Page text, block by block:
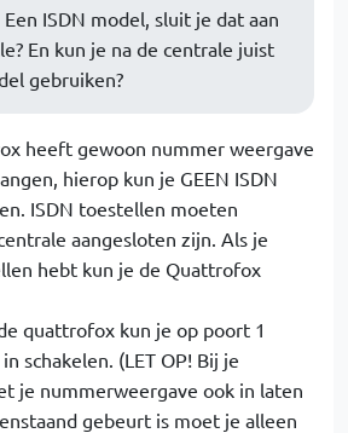
ISDN model, sluit je dat aan
En kun je na de centrale juist
gebruiken?
heeft gewoon nummer weergave
hierop kun je GEEN ISDN
ISDN toestellen moeten
aangesloten zijn. Als je
hebt kun je de Quattrofox
quattrofox kun je op poort 1
schakelen. (LET OP! Bij je
je nummerweergave ook in laten
gebeurt is moet je alleen